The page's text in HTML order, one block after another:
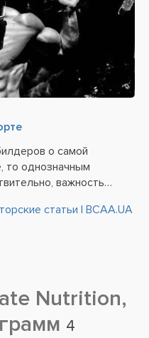
о самой
то однозначным
важность
дополнительной
статьи | BCAA.UA
Nutrition,
4